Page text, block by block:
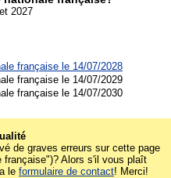
2027
française le 14/07/2028
française le 14/07/2029
française le 14/07/2030
de graves erreurs sur cette page
française")? Alors s'il vous plaît
le formulaire de contact! Merci!